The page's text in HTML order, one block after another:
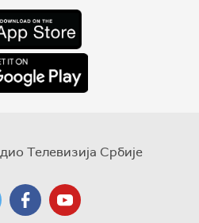
Телевизија Србије